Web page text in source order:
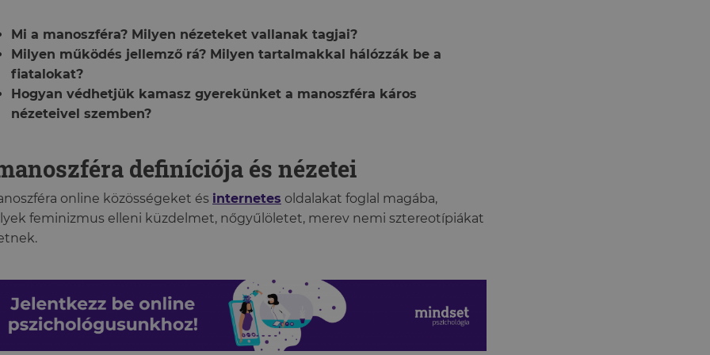
Mi a manoszféra? Milyen nézeteket vallanak tagjai?
Milyen működés jellemző rá? Milyen tartalmakkal hálózzák be a
fiatalokat?
Hogyan védhetjük kamasz gyerekünket a manoszféra káros
nézeteivel szemben?
definíciója és nézetei
online közösségeket és internetes oldalakat foglal magába,
feminizmus elleni küzdelmet, nőgyűlöletet, merev nemi sztereotípiákat